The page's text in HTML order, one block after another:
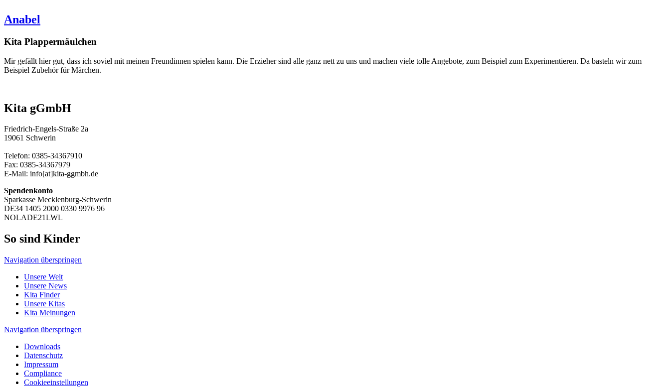
Anabel
Kita Plappermäulchen
Mir gefällt hier gut, dass ich soviel mit meinen Freundinnen spielen kann. Die Erzieher sind alle ganz nett zu uns und machen viele tolle Angebote, zum Beispiel zum Experimentieren. Da basteln wir zum
Beispiel Zubehör für Märchen.
Kita gGmbH
Friedrich-Engels-Straße 2a
19061 Schwerin
Telefon: 0385-34367910
Fax: 0385-34367979
E-Mail: info[at]kita-ggmbh.de
Spendenkonto
Sparkasse Mecklenburg-Schwerin
DE34 1405 2000 0330 9976 96
NOLADE21LWL
So sind Kinder
Navigation überspringen
Unsere Welt
Unsere News
Kita Finder
Unsere Kitas
Kita Meinungen
Navigation überspringen
Downloads
Datenschutz
Impressum
Compliance
Cookieeinstellungen